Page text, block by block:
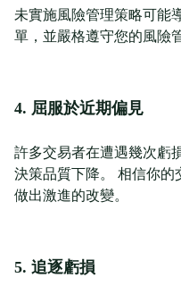
未實施風險管理策略可能
單，並嚴格遵守您的風險
4. 屈服於近期偏見
許多交易者在遭遇幾次虧
決策品質下降。 相信你
做出激進的改變。
5. 追逐虧損